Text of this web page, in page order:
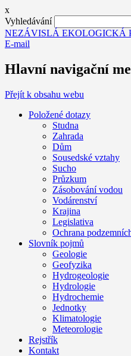
x
Vyhledávání
NEZÁVISLÁ EKOLOGICKÁ
E-mail
Hlavní navigační
Přejít k obsahu webu
Položené dotazy
Studna
Zahrada
Dům
Sousedské vztahy
Sucho
Průzkum
Zásobování vodou
Vodárenství
Krajina
Legislativa
Ochrana
Slovník pojmů
Geologie
Geofyzika
Hydrogeologie
Hydrologie
Hydrochemie
Jednotky
Klimatologie
Meteorologie
Rejstřík
Kontakt